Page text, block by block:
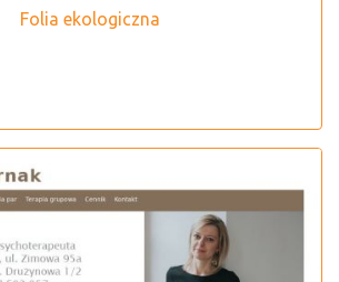
Folia ekologiczna